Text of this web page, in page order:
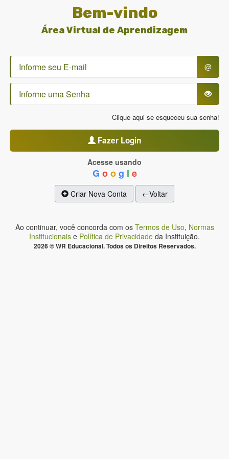
Bem-vindo
Área Virtual de Aprendizagem
@
Clique aqui se esqueceu sua senha!
Fazer Login
Acesse usando
G o o g l e
Criar Nova Conta ←Voltar
Ao continuar, você concorda com os Termos de Uso, Normas
Institucionais e Política de Privacidade da Instituição.
2026 © WR Educacional. Todos os Direitos Reservados.